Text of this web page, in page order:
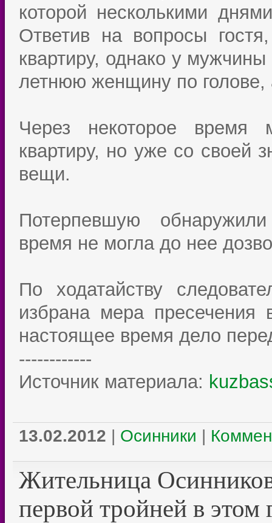
которой несколькими
Ответив на вопросы
квартиру, однако у
летнюю женщину по голове,
Через некоторое время
квартиру, но уже со своей
вещи.
Потерпевшую
время не могла до нее
По ходатайству
избрана мера
настоящее время дело
------------
Источник материала:
13.02.2012 | Осинники |
Жительница
первой тройней в этом